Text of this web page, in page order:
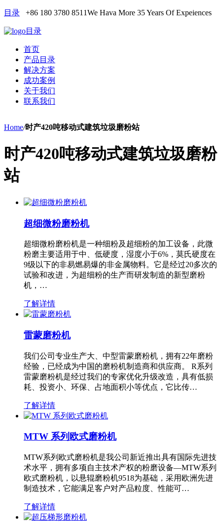
目录 +86 180 3780 8511We Hava More 35 Years Of Expeiences
目录
首页
产品目录
解决方案
成功案例
关于我们
联系我们
Home/时产420吨移动式建筑垃圾磨粉站
时产420吨移动式建筑垃圾磨粉
站
超细微粉磨粉机
超细微粉磨粉机是一种细粉及超细粉的加工设备，此微
粉磨主要适用于中、低硬度，湿度小于6%，莫氏硬度在
9级以下的非易燃易爆的非金属物料。它是经过20多次的
试验和改进，为超细粉的生产而研发制造的新型磨粉
机，…
了解详情
雷蒙磨粉机
我们公司专业生产大、中型雷蒙磨粉机，拥有22年磨粉
经验，已经成为中国的磨粉机制造商和供应商。 R系列
雷蒙磨粉机是经过我们的专家优化升级改造，具有低损
耗、投资小、环保、占地面积小等优点，它比传…
了解详情
MTW 系列欧式磨粉机
MTW系列欧式磨粉机是我公司新近推出具有国际先进技
术水平，拥有多项自主技术产权的粉磨设备—MTW系列
欧式磨粉机，以悬辊磨粉机9518为基础，采用欧洲先进
制造技术，它能满足客户对产品粒度、性能可…
了解详情